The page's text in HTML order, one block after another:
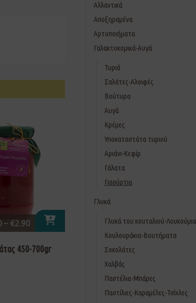
– €2.90
450-700gr
Αλλαντικά
Αποξηραμένα
Αρτοποιήματα
Γαλακτοκομικά-Αυγά
Τυριά
Σαλάτες-Αλοιφές
Βούτυρα
Αυγά
Κρέμες
Υποκαταστάτα τυριού
Αριάνι-Κεφίρ
Γάλατα
Γιαούρτια
Γλυκά
Γλυκά του κουταλιού-Λουκούμια
Κουλουράκια-Βουτήματα
Σοκολάτες
Χαλβάς
Παστέλια-Μπάρες
Παστίλιες-Καραμέλες-Τσίχλες